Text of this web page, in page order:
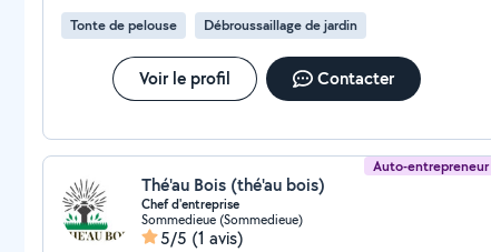
Tonte de pelouse Débroussaillage de jardin
Voir le profil Contacter
Auto-entrepreneur
Thé'au Bois (thé'au bois)
Chef d'entreprise
Sommedieue (Sommedieue)
5/5 (1 avis)